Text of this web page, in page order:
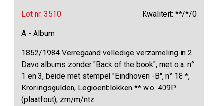
Lot nr. 3510 Kwaliteit: **/*/0
A - Album
1852/1984 Verregaand volledige verzameling in 2
Davo albums zonder "Back of the book", met o.a. n°
1 en 3, beide met stempel "Eindhoven -B", n° 18 *,
Kroningsgulden, Legioenblokken ** w.o. 409P
(plaatfout), zm/m/ntz